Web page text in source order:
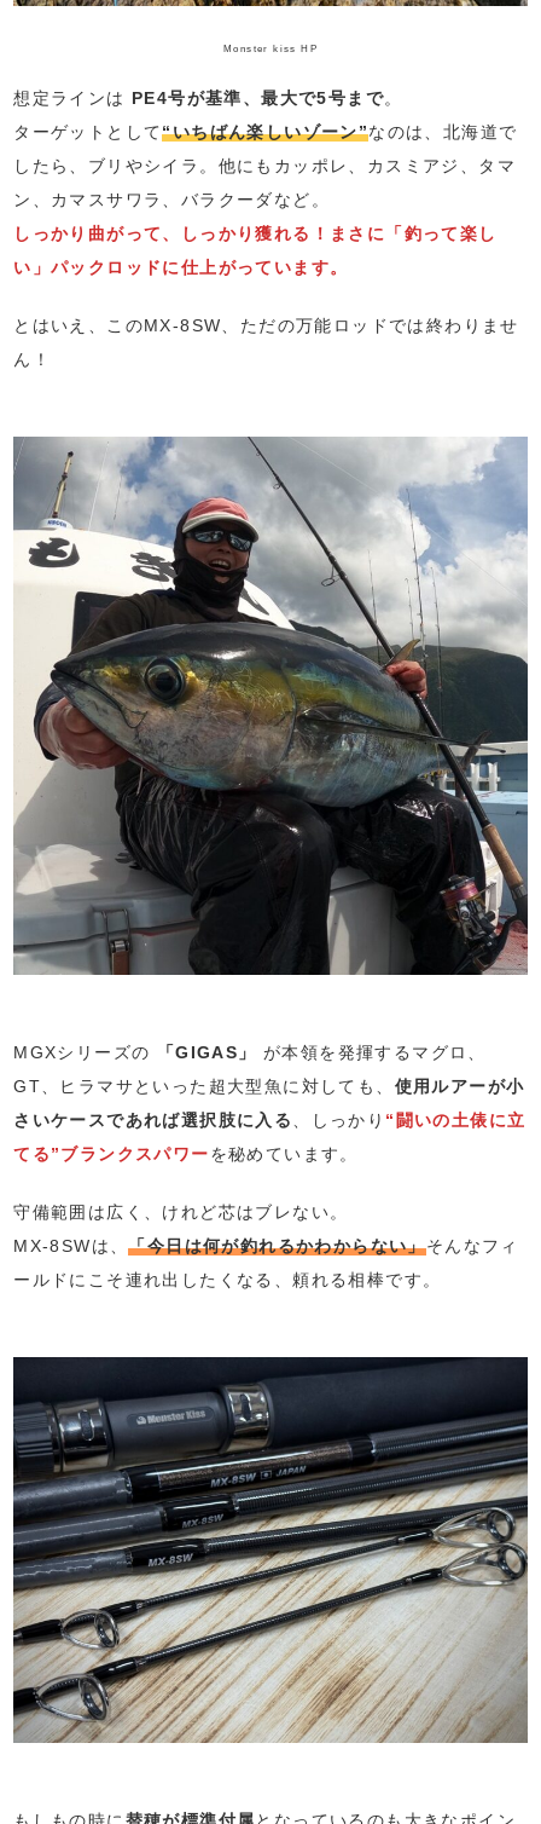
Monster kiss HP
想定ラインは PE4号が基準、最大で5号まで。
ターゲットとして“いちばん楽しいゾーン”なのは、北海道で
したら、ブリやシイラ。他にもカッポレ、カスミアジ、タマ
ン、カマスサワラ、バラクーダなど。
しっかり曲がって、しっかり獲れる！まさに「釣って楽し
い」パックロッドに仕上がっています。
とはいえ、このMX-8SW、ただの万能ロッドでは終わりませ
ん！
MGXシリーズの 「GIGAS」
が本領を発揮するマグロ、
GT、ヒラマサといった超大型魚に対しても、 使用ルアーが小
さいケースであれば選択肢に入る
、しっかり “闘いの土俵に立
てる”ブランクスパワーを秘めています。
守備範囲は広く、けれど芯はブレない。
MX-8SWは、「今日は何が釣れるかわからない」そんなフィ
ールドにこそ連れ出したくなる、頼れる相棒です。